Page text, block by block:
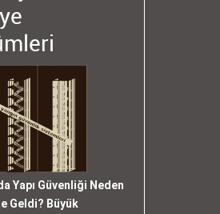
Yapı Güvenliği Neden
Geldi? Büyük